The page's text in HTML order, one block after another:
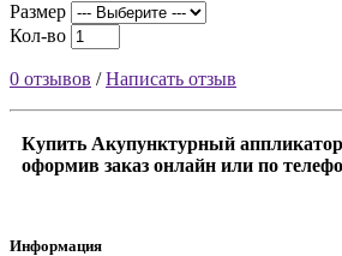
Размер
Кол-во
0 отзывов /Написать отзыв
Купить Акупунктурный
оформив заказ онлайн или по
Информация